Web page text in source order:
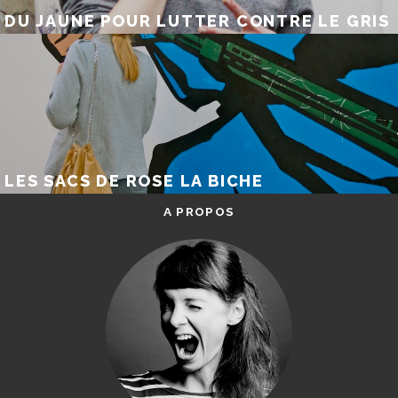
DU JAUNE POUR LUTTER CONTRE LE GRIS
LES SACS DE ROSE LA BICHE
A PROPOS